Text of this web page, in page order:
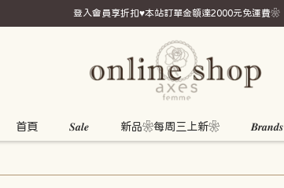
登入會員享折扣♥本站訂單金額達2000元免運費❀
首頁 𝑺𝒂𝒍𝒆 新品❀每周三上新❀ 𝑩𝒓𝒂𝒏𝒅𝒔